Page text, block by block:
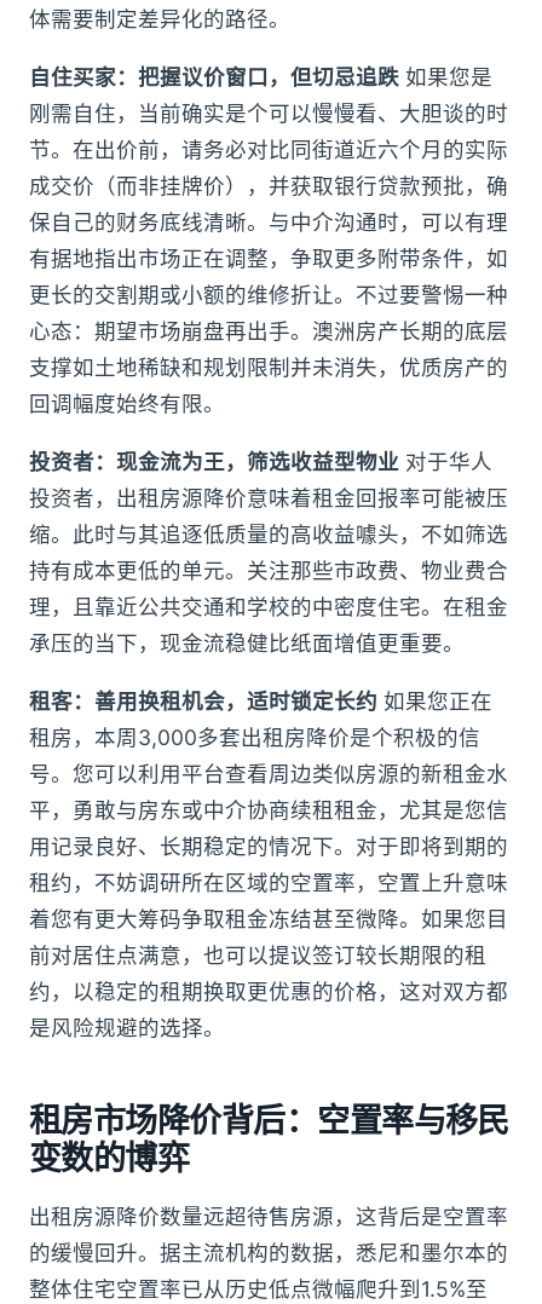
体需要制定差异化的路径。
自住买家：把握议价窗口，但切忌追跌 如果您是
刚需自住，当前确实是个可以慢慢看、大胆谈的时
节。在出价前，请务必对比同街道近六个月的实际
成交价（而非挂牌价），并获取银行贷款预批，确
保自己的财务底线清晰。与中介沟通时，可以有理
有据地指出市场正在调整，争取更多附带条件，如
更长的交割期或小额的维修折让。不过要警惕一种
心态：期望市场崩盘再出手。澳洲房产长期的底层
支撑如土地稀缺和规划限制并未消失，优质房产的
回调幅度始终有限。
投资者：现金流为王，筛选收益型物业 对于华人
投资者，出租房源降价意味着租金回报率可能被压
缩。此时与其追逐低质量的高收益噱头，不如筛选
持有成本更低的单元。关注那些市政费、物业费合
理，且靠近公共交通和学校的中密度住宅。在租金
承压的当下，现金流稳健比纸面增值更重要。
租客：善用换租机会，适时锁定长约 如果您正在
租房，本周3,000多套出租房降价是个积极的信
号。您可以利用平台查看周边类似房源的新租金水
平，勇敢与房东或中介协商续租租金，尤其是您信
用记录良好、长期稳定的情况下。对于即将到期的
租约，不妨调研所在区域的空置率，空置上升意味
着您有更大筹码争取租金冻结甚至微降。如果您目
前对居住点满意，也可以提议签订较长期限的租
约，以稳定的租期换取更优惠的价格，这对双方都
是风险规避的选择。
租房市场降价背后：空置率与移民
变数的博弈
出租房源降价数量远超待售房源，这背后是空置率
的缓慢回升。据主流机构的数据，悉尼和墨尔本的
整体住宅空置率已从历史低点微幅爬升到1.5%至